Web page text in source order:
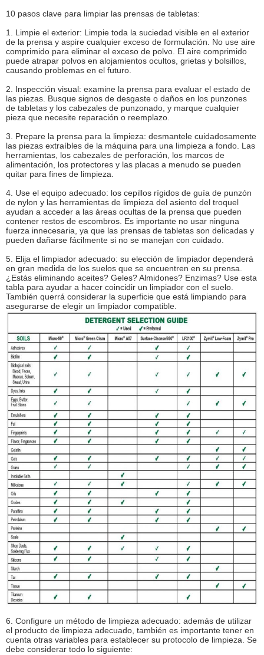
10 pasos clave para limpiar las prensas de tabletas:
1. Limpie el exterior: Limpie toda la suciedad visible en el exterior
de la prensa y aspire cualquier exceso de formulación. No use aire
comprimido para eliminar el exceso de polvo. El aire comprimido
puede atrapar polvos en alojamientos ocultos, grietas y bolsillos,
causando problemas en el futuro.
2. Inspección visual: examine la prensa para evaluar el estado de
las piezas. Busque signos de desgaste o daños en los punzones
de tabletas y los cabezales de punzonado, y marque cualquier
pieza que necesite reparación o reemplazo.
3. Prepare la prensa para la limpieza: desmantele cuidadosamente
las piezas extraíbles de la máquina para una limpieza a fondo. Las
herramientas, los cabezales de perforación, los marcos de
alimentación, los protectores y las placas a menudo se pueden
quitar para fines de limpieza.
4. Use el equipo adecuado: los cepillos rígidos de guía de punzón
de nylon y las herramientas de limpieza del asiento del troquel
ayudan a acceder a las áreas ocultas de la prensa que pueden
contener restos de escombros. Es importante no usar ninguna
fuerza innecesaria, ya que las prensas de tabletas son delicadas y
pueden dañarse fácilmente si no se manejan con cuidado.
5. Elija el limpiador adecuado: su elección de limpiador dependerá
en gran medida de los suelos que se encuentren en su prensa.
¿Estás eliminando aceites? Geles? Almidones? Enzimas? Use esta
tabla para ayudar a hacer coincidir un limpiador con el suelo.
También querrá considerar la superficie que está limpiando para
asegurarse de elegir un limpiador compatible.
6. Configure un método de limpieza adecuado: además de utilizar
el producto de limpieza adecuado, también es importante tener en
cuenta otras variables para establecer su protocolo de limpieza. Se
debe considerar todo lo siguiente: